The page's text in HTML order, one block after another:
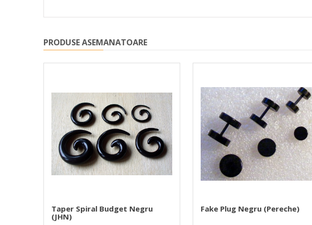
PRODUSE ASEMANATOARE
Taper Spiral Budget Negru
(JHN)
Fake Plug Negru (pereche)